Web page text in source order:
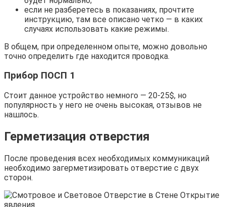
если не разберетесь в показаниях, прочтите
инструкцию, там все описано четко — в каких
случаях использовать какие режимы.
В общем, при определенном опыте, можно довольно
точно определить где находится проводка.
Прибор ПОСП 1
Стоит данное устройство немного — 20-25$, но
популярность у него не очень высокая, отзывов не
нашлось.
Герметизация отверстия
После проведения всех необходимых коммуникаций
необходимо загерметизировать отверстие с двух
сторон.